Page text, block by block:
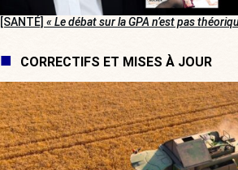
[SANTÉ] « Le débat sur la GPA n’est pas
CORRECTIFS ET MISES À JOUR